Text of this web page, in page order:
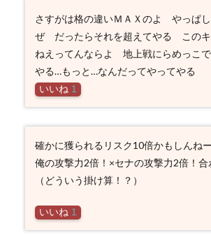
さすがは格の違いＭＡＸのよ やっぱ
ぜ だったらそれを超えてやる このキ
ねえってんならよ 地上戦にらめっこ
やる…もっと…なんだってやってやる
いいね 1
確かに獲られるリスク10倍かもしんね
俺の攻撃力2倍！×セナの攻撃力2倍！合
（どういう掛け算！？）
いいね 1